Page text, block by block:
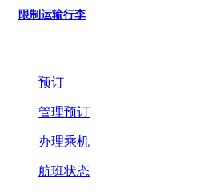
限制运输行李
预订
管理预订
办理乘机
航班状态